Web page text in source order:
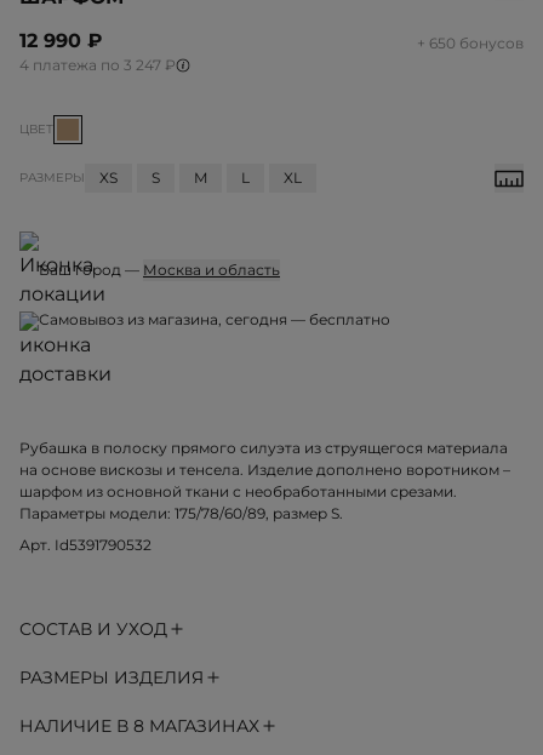
12 990 ₽
+ 650 бонусов
4 платежа по 3 247 ₽
ЦВЕТ
РАЗМЕРЫ XS S M L XL
Ваш город — Москва и область
Самовывоз из магазина, сегодня — бесплатно
Рубашка в полоску прямого силуэта из струящегося материала
на основе вискозы и тенсела. Изделие дополнено воротником –
шарфом из основной ткани с необработанными срезами.
Параметры модели: 175/78/60/89, размер S.
Арт. Id5391790532
СОСТАВ И УХОД
РАЗМЕРЫ ИЗДЕЛИЯ
НАЛИЧИЕ В 8 МАГАЗИНАХ